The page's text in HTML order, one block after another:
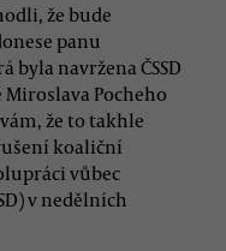
že bude
panu
navržena ČSSD
Pocheho
že to takhle
koaliční
vůbec
v nedělních